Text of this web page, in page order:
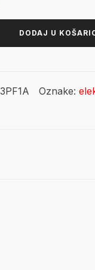
je:
DODAJ U
Oznake: